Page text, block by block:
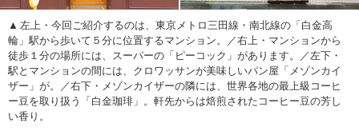
左上・今回ご紹介するのは、東京メトロ三田線・南北線の「白金高
輪」駅から歩いて５分に位置するマンション。／右上・マンションから
徒歩１分の場所には、スーパーの「ピーコック」があります。／左下・
駅とマンションの間には、クロワッサンが美味しいパン屋「メゾンカイ
ザー」が。／右下・メゾンカイザーの隣には、世界各地の最上級コーヒ
ー豆を取り扱う「白金珈琲」。軒先からは焙煎されたコーヒー豆の芳し
い香り。